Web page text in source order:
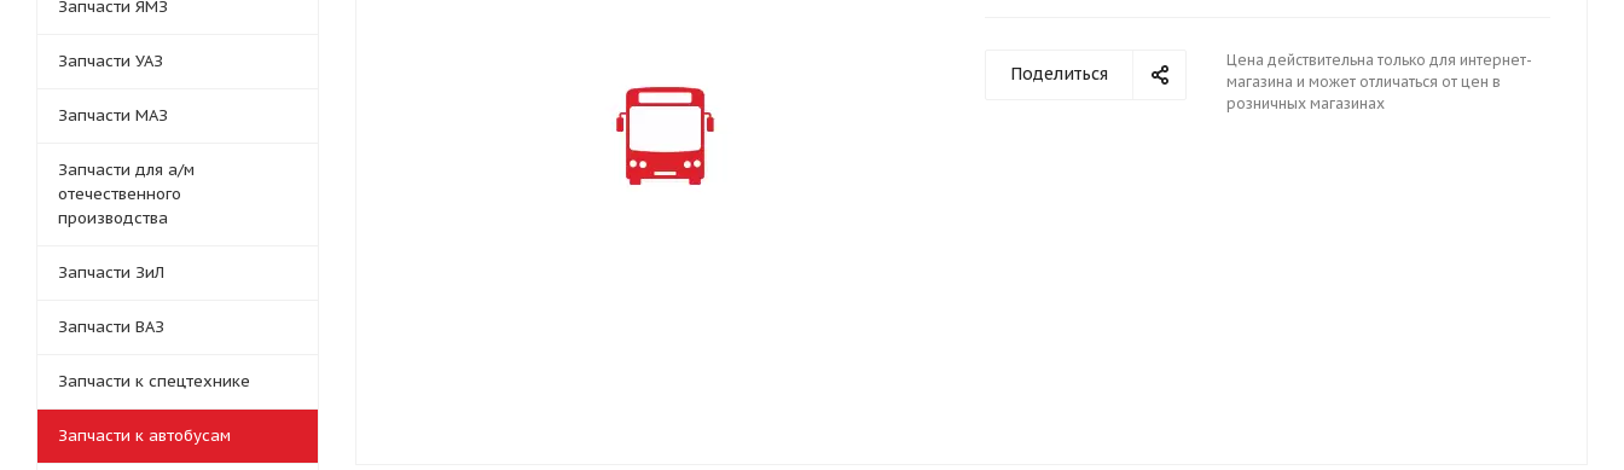
Поделиться
Цена действительна только для интернет-
магазина и может отличаться от цен в
розничных магазинах
Запчасти ЯМЗ
Запчасти УАЗ
Запчасти МАЗ
Запчасти для а/м
отечественного
производства
Запчасти ЗиЛ
Запчасти ВАЗ
Запчасти к спецтехнике
Запчасти к автобусам